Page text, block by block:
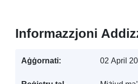
Informazzjoni
Aġġornati: 02 April